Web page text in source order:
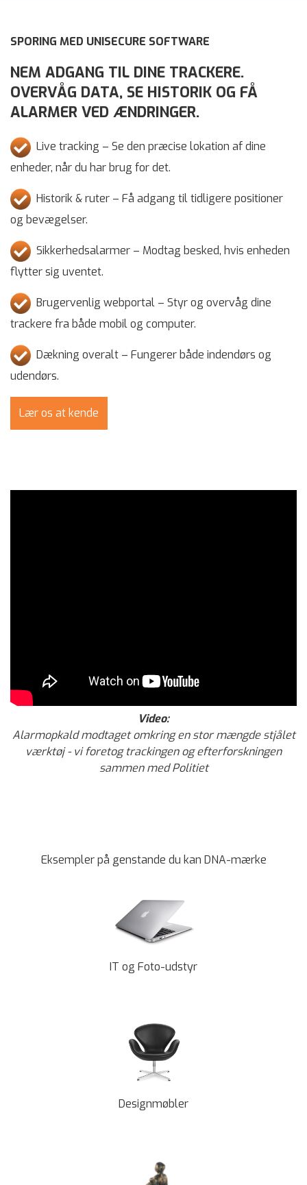
SPORING MED UNISECURE SOFTWARE
NEM ADGANG TIL DINE TRACKERE.
OVERVÅG DATA, SE HISTORIK OG FÅ
ALARMER VED ÆNDRINGER.
Live tracking – Se den præcise lokation af dine
enheder, når du har brug for det.
Historik & ruter – Få adgang til tidligere positioner
og bevægelser.
Sikkerhedsalarmer – Modtag besked, hvis enheden
flytter sig uventet.
Brugervenlig webportal – Styr og overvåg dine
trackere fra både mobil og computer.
Dækning overalt – Fungerer både indendørs og
udendørs.
Lær os at kende
Video:
Alarmopkald modtaget omkring en stor mængde stjålet
værktøj - vi foretog trackingen og efterforskningen
sammen med Politiet
Eksempler på genstande du kan DNA-mærke
IT og Foto-udstyr
Designmøbler